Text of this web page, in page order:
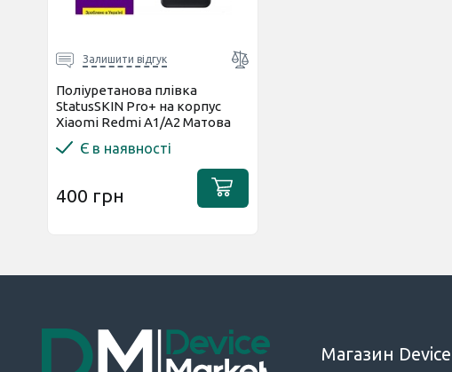
Залишити відгук
Поліуретанова плівка
StatusSKIN Pro+ на корпус
Xiaomi Redmi A1/A2 Матова
Є в наявності
400 грн
Магазин